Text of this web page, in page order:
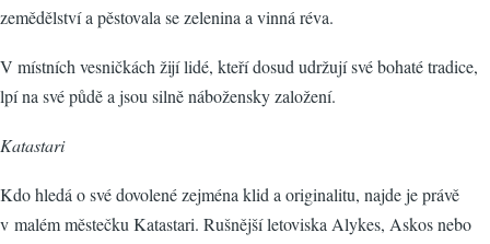
zemědělství a pěstovala se zelenina a vinná réva.
V místních vesničkách žijí lidé, kteří dosud udržují své bohaté tradice,
lpí na své půdě a jsou silně nábožensky založení.
Katastari
Kdo hledá o své dovolené zejména klid a originalitu, najde je právě
v malém městečku Katastari. Rušnější letoviska Alykes, Askos nebo